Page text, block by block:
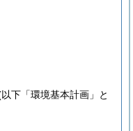
下「環境基本計画」と